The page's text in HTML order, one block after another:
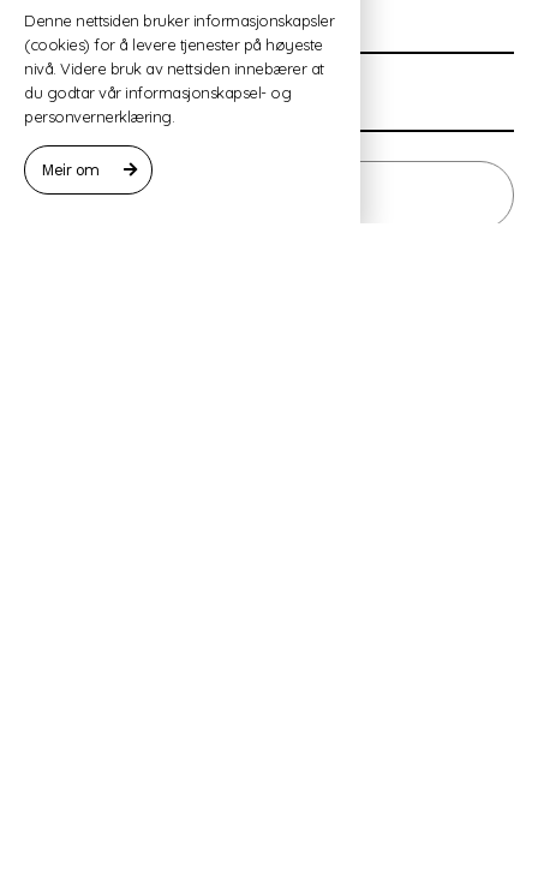
Denne nettsiden bruker informasjonskapsler
(cookies) for å levere tjenester på høyeste
nivå. Videre bruk av nettsiden innebærer at
du godtar vår informasjonskapsel- og
personvernerklæring.
Meir om